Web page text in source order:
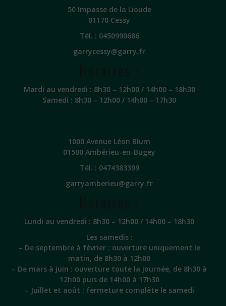
50 Impasse de la Lioude
01170 Cessy
Tél. : 0450990686
garrycessy@garry.fr
Mardi au vendredi : 8h30 – 12h00 / 14h00 – 18h30
Samedi : 8h30 – 12h00 / 14h00 – 17h30
1000 Avenue Léon Blum
01500 Ambérieu-en-Bugey
Tél. : 0474383399
garryamberieu@garry.fr
Lundi au vendredi : 8h30 – 12h00 / 14h00 – 18h30
Les samedis :
– De septembre à février : ouverture uniquement le
matin, de 8h30 à 12h00
– De mars à juin : ouverture toute la journée, de 8h30 à
12h00 puis de 14h00 à 17h30
– Juillet et août : fermeture complète le samedi